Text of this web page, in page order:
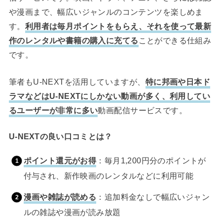
や漫画まで、幅広いジャンルのコンテンツを楽しめま
す。 利用者は毎月ポイントをもらえ、それを使って最新
作のレンタルや書籍の購入に充てる ことができる仕組み
です。
筆者もU-NEXTを活用していますが、 特に邦画や日本ド
ラマなどはU-NEXTにしかない動画が多く、利用してい
るユーザーが非常に多い動画配信サービスです。
U-NEXTの良い口コミとは？
ポイント還元がお得：毎月1,200円分のポイントが
付与され、新作映画のレンタルなどに利用可能
漫画や雑誌が読める ：追加料金なしで幅広いジャン
ルの雑誌や漫画が読み放題